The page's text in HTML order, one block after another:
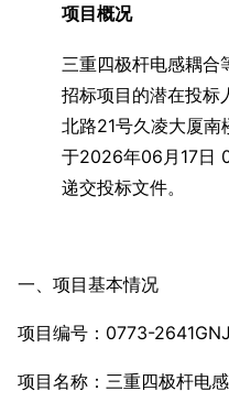
项目概况
三重四极杆电感耦合
招标项目的潜在投标
北路21号久凌大厦南
于2026年06月17日
递交投标文件。
一、项目基本情况
项目编号：0773-
项目名称：三重四极杆电